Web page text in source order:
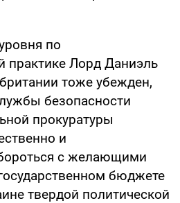
по
практике Лорд Даниэль
тоже убежден,
безопасности
прокуратуры
и
с желающими
бюджете
твердой политической